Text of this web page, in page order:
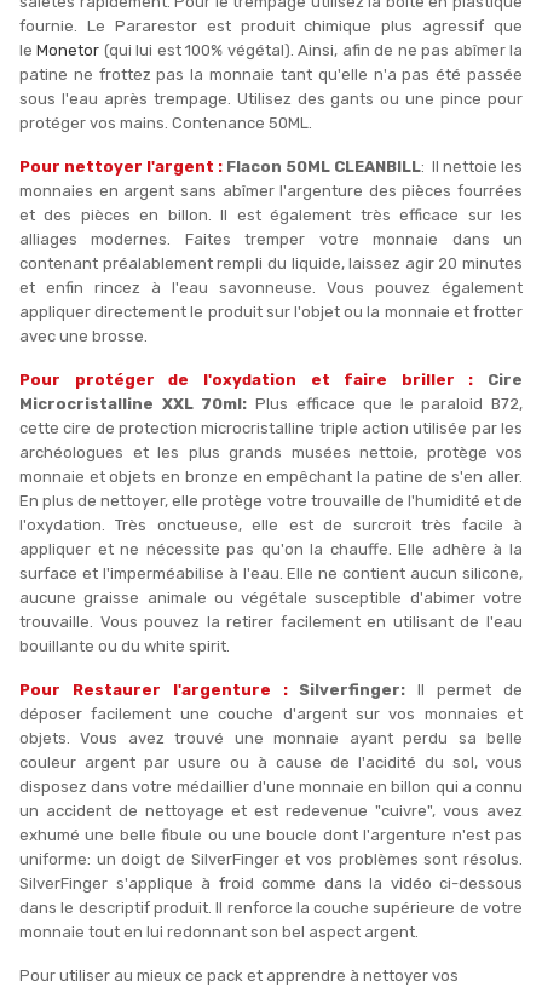
fournie. Le Pararestor est produit chimique plus agressif que
leMonetor (qui lui est 100% végétal). Ainsi, afin de ne pas abîmer la
patine ne frottez pas la monnaie tant qu'elle n'a pas été passée
sous l'eau après trempage. Utilisez des gants ou une pince pour
protéger vos mains. Contenance 50ML.
Pour nettoyer l'argent : Flacon 50ML CLEANBILL: Il nettoie les
monnaies en argent sans abîmer l'argenture des pièces fourrées
et des pièces en billon. Il est également très efficace sur les
alliages modernes. Faites tremper votre monnaie dans un
contenant préalablement rempli du liquide, laissez agir 20 minutes
et enfin rincez à l'eau savonneuse. Vous pouvez également
appliquer directement le produit sur l'objet ou la monnaie et frotter
avec une brosse.
Pour protéger de l'oxydation et faire briller : Cire
Microcristalline XXL 70ml: Plus efficace que le paraloid B72,
cette cire de protection microcristalline triple action utilisée par les
archéologues et les plus grands musées nettoie, protège vos
monnaie et objets en bronze en empêchant la patine de s'en aller.
En plus de nettoyer, elle protège votre trouvaille de l'humidité et de
l'oxydation. Très onctueuse, elle est de surcroit très facile à
appliquer et ne nécessite pas qu'on la chauffe. Elle adhère à la
surface et l'imperméabilise à l'eau. Elle ne contient aucun silicone,
aucune graisse animale ou végétale susceptible d'abimer votre
trouvaille. Vous pouvez la retirer facilement en utilisant de l'eau
bouillante ou du white spirit.
Pour Restaurer l'argenture :Silverfinger:Il permet de
déposer facilement une couche d'argent sur vos monnaies et
objets. Vous avez trouvé une monnaie ayant perdu sa belle
couleur argent par usure ou à cause de l'acidité du sol, vous
disposez dans votre médaillier d'une monnaie en billon qui a connu
un accident de nettoyage et est redevenue "cuivre", vous avez
exhumé une belle fibule ou une boucle dont l'argenture n'est pas
uniforme: un doigt de SilverFinger et vos problèmes sont résolus.
SilverFinger s'applique à froid comme dans la vidéo ci-dessous
dans le descriptif produit. Il renforce la couche supérieure de votre
monnaie tout en lui redonnant son bel aspect argent.
Pour utiliser au mieux ce pack et apprendre à nettoyer vos